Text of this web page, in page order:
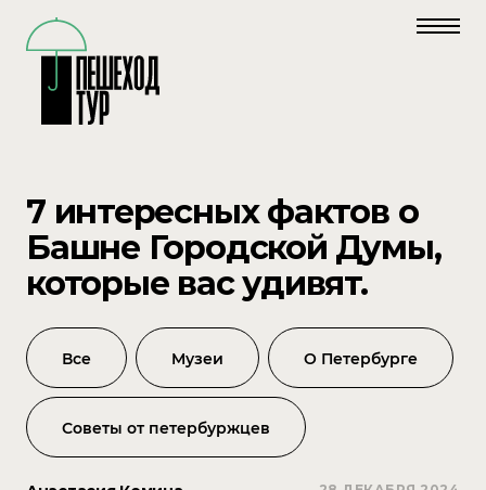
7 интересных фактов о
Башне Городской Думы,
которые вас удивят.
Все Mузеи О Петербурге
Советы от петербуржцев